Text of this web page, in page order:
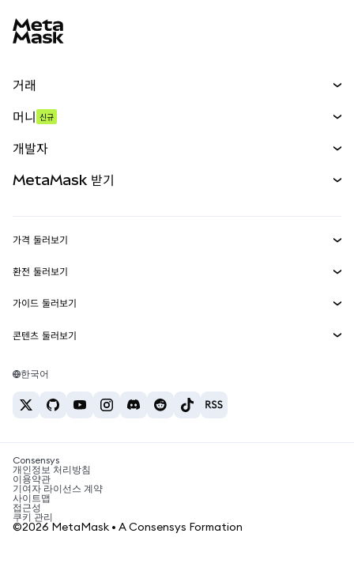
거래
무기한 선물
실물자산
머니 신규
개발자
MetaMask Connect
Snaps
웹3 서비스
MetaMask 받기
보안
고객 지원
채용
가격 둘러보기
이더리움 가격
솔라나 가격
테더 가격
환전 둘러보기
ETH를 USD로 환전
USDT를 INR로 환전
BTC를 INR로 환전
ETH를 USDT로 환전
가이드 둘러보기
ETH 매수
USDT 매수
SHIB 매수
BNB 매수
콘텐츠 둘러보기
솔라나 지갑
암호화폐 세금 뉴스
암호화폐 매수 방법
비트코인 매도 방법
한국어
Consensys
개인정보 처리방침
이용약관
기여자 라이선스 계약
사이트맵
접근성
쿠키 관리
©2026 MetaMask • A Consensys Formation